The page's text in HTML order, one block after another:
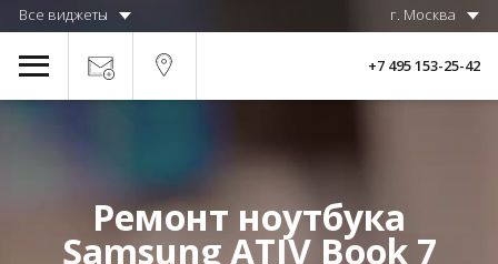
Все виджеты г. Москва
+7 495 153-25-42
Ремонт ноутбука
Samsung ATIV Book 7